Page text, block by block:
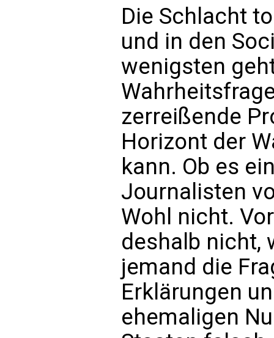
Die Schlacht
und in den
wenigsten
zerreißende
Horizont der
kann. Ob es
Journalisten
Wohl nicht.
deshalb nicht,
jemand die
Erklärungen
ehemaligen